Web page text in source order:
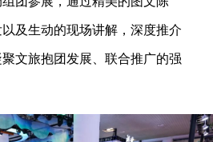
及生动的现场讲解，深度推介
文旅抱团发展、联合推广的强